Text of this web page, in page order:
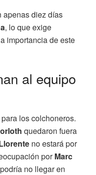
apenas diez días
, lo que exige
importancia de este
al equipo
los colchoneros.
quedaron fuera
no estará por
porMarc
no llegar en